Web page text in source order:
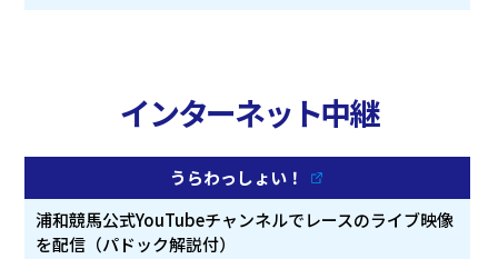
インターネット中継
うらわっしょい！
浦和競馬公式YouTubeチャンネルでレースのライブ映像
を配信（パドック解説付）